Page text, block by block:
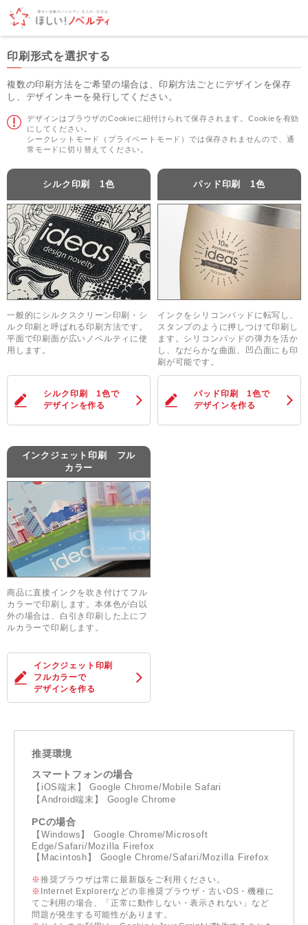
印刷形式を選択する
複数の印刷方法をご希望の場合は、印刷方法ごとにデザインを保存
し、デザインキーを発行してください。
デザインはブラウザのCookieに紐付けられて保存されます。Cookieを有効
にしてください。
シークレットモード（プライベートモード）では保存されませんので、通
常モードに切り替えてください。
シルク印刷 1色
一般的にシルクスクリーン印刷・シ
ルク印刷と呼ばれる印刷方法です。
平面で印刷面が広いノベルティに使
用します。
シルク印刷 1色で
デザインを作る
パッド印刷 1色
インクをシリコンパッドに転写し、
スタンプのように押しつけて印刷し
ます。シリコンパッドの弾力を活か
し、なだらかな曲面、凹凸面にも印
刷が可能です。
パッド印刷 1色で
デザインを作る
インクジェット印刷 フル
カラー
商品に直接インクを吹き付けてフル
カラーで印刷します。本体色が白以
外の場合は、白引き印刷した上にフ
ルカラーで印刷します。
インクジェット印刷
フルカラーで
デザインを作る
推奨環境
スマートフォンの場合
【iOS端末】 Google Chrome/Mobile Safari
【Android端末】 Google Chrome
PCの場合
【Windows】 Google Chrome/Microsoft
Edge/Safari/Mozilla Firefox
【Macintosh】 Google Chrome/Safari/Mozilla Firefox
※推奨ブラウザは常に最新版をご利用ください。
※ Internet Explorerなどの非推奨ブラウザ・古いOS・機種に
てご利用の場合、「正常に動作しない・表示されない」など
問題が発生する可能性があります。